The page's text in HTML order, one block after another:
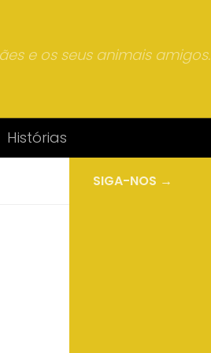
e os seus animais amigos.
Histórias
SIGA-NOS →